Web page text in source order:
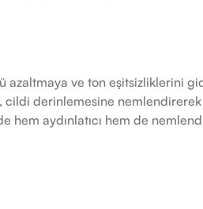
azaltmaya ve ton eşitsizliklerini
cildi derinlemesine
hem aydınlatıcı hem de